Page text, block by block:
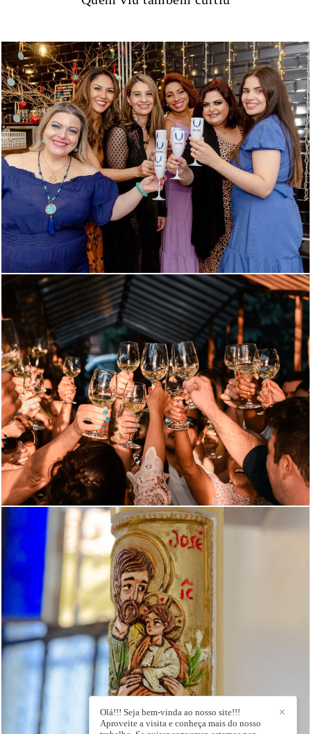
730 1
724 0
642 0
✕
Olá!!! Seja bem-vinda ao nosso site!!!
Aproveite a visita e conheça mais do nosso